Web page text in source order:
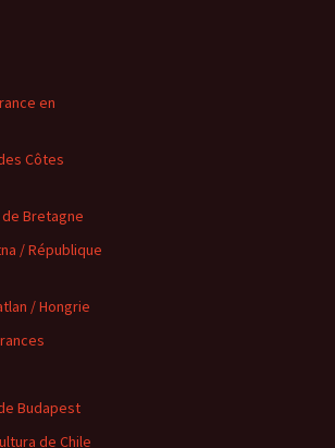
en
Côtes
Bretagne
/ République
/ Hongrie
Budapest
de Chile